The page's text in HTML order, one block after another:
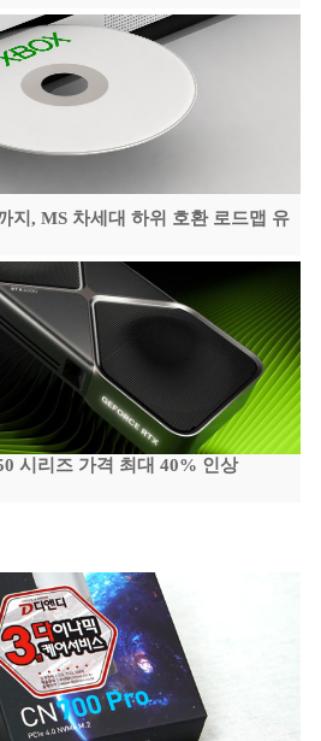
지, MS 차세대 하위 호환 로드맵 유
시리즈 가격 최대 40% 인상